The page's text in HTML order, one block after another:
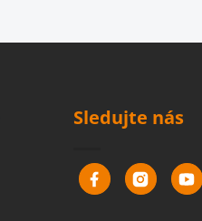
Sledujte nás